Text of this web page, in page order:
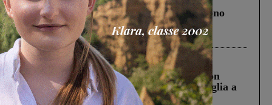
Un anno fa la strage in A1 in cui morirono
Gianni, Giulia e Franco. Lo schianto, il
processo, lo stop ai sorpassi fra tir....
Cronaca 3 Agosto 2026
Scomparso da una struttura di Castiglion
Fiorentino l’uomo che aveva ucciso la figlia a
Levane nel 2020